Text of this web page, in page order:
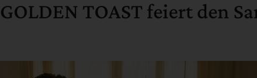
TOAST feiert den